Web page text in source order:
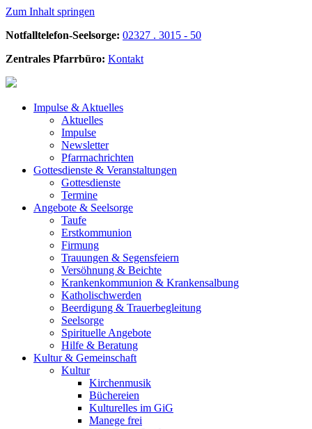
Zum Inhalt springen
Notfalltelefon-Seelsorge: 02327 . 3015 - 50
Zentrales Pfarrbüro: Kontakt
Impulse & Aktuelles
Aktuelles
Impulse
Newsletter
Pfarrnachrichten
Gottesdienste & Veranstaltungen
Gottesdienste
Termine
Angebote & Seelsorge
Taufe
Erstkommunion
Firmung
Trauungen & Segensfeiern
Versöhnung & Beichte
Krankenkommunion & Krankensalbung
Katholischwerden
Beerdigung & Trauerbegleitung
Seelsorge
Spirituelle Angebote
Hilfe & Beratung
Kultur & Gemeinschaft
Kultur
Kirchenmusik
Büchereien
Kulturelles im GiG
Manege frei